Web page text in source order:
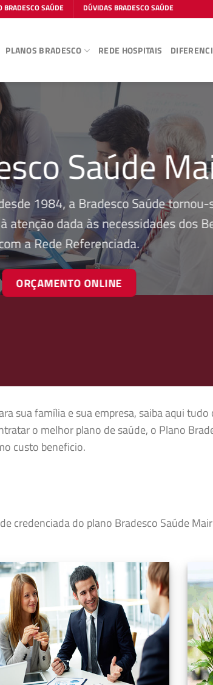
BRADESCO SAÚDE DÚVIDAS BRADESCO SAÚDE
PLANOS BRADESCO REDE HOSPITAIS
Saúde
1984, a Bradesco Saúde
atenção dada às necessidades dos
a Rede Referenciada.
ORÇAMENTO ONLINE
sua família e sua empresa, saiba aqui
o melhor plano de saúde, o Plano
custo beneficio.
credenciada do plano Bradesco Saúde